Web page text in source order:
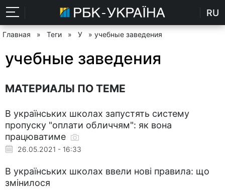
RU
Главная » Теги » У » учебные заведения
учебные заведения
МАТЕРИАЛЫ ПО ТЕМЕ
В українських школах запустять систему
пропуску "оплати обличчям": як вона
працюватиме
26.05.2021 - 16:33
В українських школах ввели нові правила: що
змінилося